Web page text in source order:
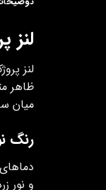
لنز
لنز پروژکتور 007 لنزو با طراحی خاص و معروف به مدل لنز جغدی،
میان
رنگ